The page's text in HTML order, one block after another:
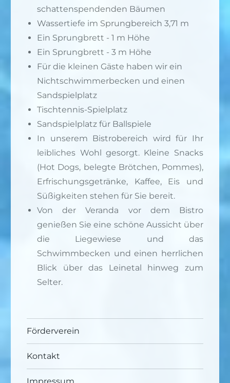
schattenspendenden Bäumen
Wassertiefe im Sprungbereich 3,71 m
Ein Sprungbrett - 1 m Höhe
Ein Sprungbrett - 3 m Höhe
Für die kleinen Gäste haben wir ein
Nichtschwimmerbecken und einen
Sandspielplatz
Tischtennis-Spielplatz
Sandspielplatz für Ballspiele
In unserem Bistrobereich wird für Ihr
leibliches Wohl gesorgt. Kleine Snacks
(Hot Dogs, belegte Brötchen, Pommes),
Erfrischungsgetränke, Kaffee, Eis und
Süßigkeiten stehen für Sie bereit.
Von der Veranda vor dem Bistro
genießen Sie eine schöne Aussicht über
die Liegewiese und das
Schwimmbecken und einen herrlichen
Blick über das Leinetal hinweg zum
Selter.
Förderverein
Kontakt